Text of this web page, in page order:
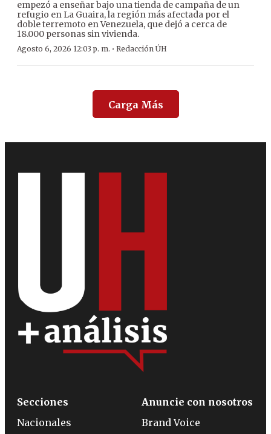
empezó a enseñar bajo una tienda de campaña de un
refugio en La Guaira, la región más afectada por el
doble terremoto en Venezuela, que dejó a cerca de
18.000 personas sin vivienda.
Agosto 6, 2026 12:03 p. m. · Redacción ÚH
Carga Más
Secciones
Nacionales
Anuncie con nosotros
Brand Voice